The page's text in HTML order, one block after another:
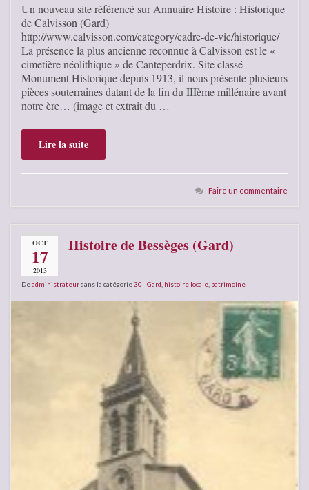
Un nouveau site référencé sur Annuaire Histoire : Historique
de Calvisson (Gard)
http://www.calvisson.com/category/cadre-de-vie/historique/
La présence la plus ancienne reconnue à Calvisson est le «
cimetière néolithique » de Canteperdrix. Site classé
Monument Historique depuis 1913, il nous présente plusieurs
pièces souterraines datant de la fin du IIIème millénaire avant
notre ère… (image et extrait du …
Lire la suite
Faire un commentaire
OCT
17
2013
Histoire de Bessèges (Gard)
Deadministrateurdans la catégorie30 - Gard histoire locale patrimoine